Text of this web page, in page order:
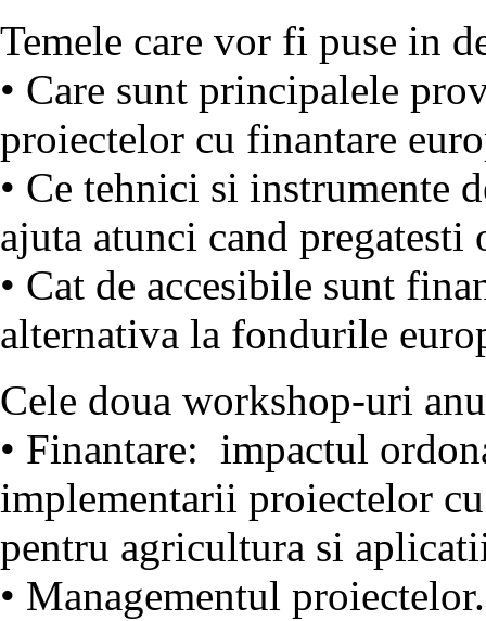
Temele care vor fi puse in
• Care sunt principalele
proiectelor cu finantare
• Ce tehnici si instrumente
ajuta atunci cand pregatesti
• Cat de accesibile sunt
alternativa la fondurile
Cele doua workshop-uri
• Finantare: impactul
implementarii proiectelor
pentru agricultura si
• Managementul proiectelor.